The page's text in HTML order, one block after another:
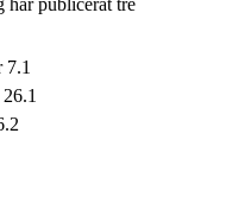
7.1